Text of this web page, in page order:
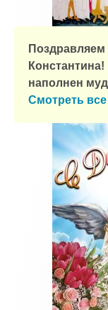
наполнен
Смотреть все